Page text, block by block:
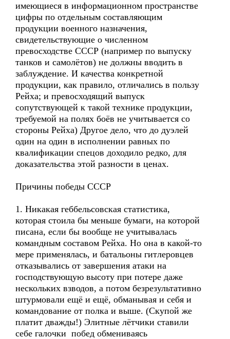
имеющиеся в информационном пространстве
цифры по отдельным составляющим
продукции военного назначения,
свидетельствующие о численном
превосходстве СССР (например по выпуску
танков и самолётов) не должны вводить в
заблуждение. И качества конкретной
продукции, как правило, отличались в пользу
Рейха; и превосходящий выпуск
сопутствующей к такой технике продукции,
требуемой на полях боёв не учитывается со
стороны Рейха) Другое дело, что до дуэлей
один на один в исполнении равных по
квалификации спецов доходило редко, для
доказательства этой разности в ценах.
Причины победы СССР
1. Никакая геббельсовская статистика,
которая стоила бы меньше бумаги, на которой
писана, если бы вообще не учитывалась
командным составом Рейха. Но она в какой-то
мере применялась, и батальоны гитлеровцев
отказывались от завершения атаки на
господствующую высоту при потере даже
нескольких взводов, а потом безрезультативно
штурмовали ещё и ещё, обманывая и себя и
командование от полка и выше. (Скупой же
платит дважды!) Элитные лётчики ставили
себе галочки побед обмениваясь